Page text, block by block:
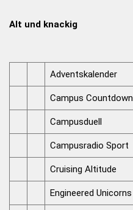
Alt und knackig
Adventskalender
Campus Countdown
Campusduell
Campusradio Sport
Cruising Altitude
Engineered Unicorns